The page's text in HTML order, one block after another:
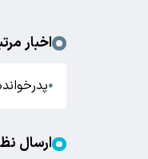
اخبار
●
ارسال